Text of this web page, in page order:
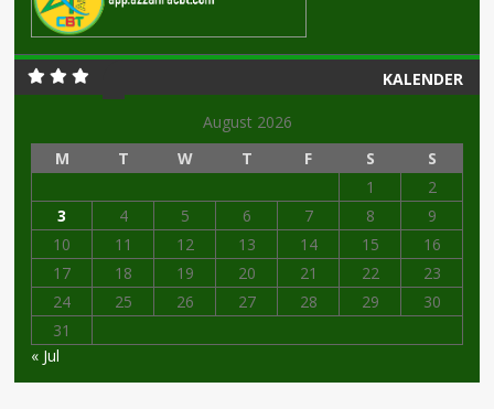
KALENDER
August 2026
M
T W T F S
S
1
2
3
4 5 6 7 8
9
10
11 12 13 14 15
16
17
18 19 20 21 22
23
24
25 26 27 28 29
30
31
« Jul